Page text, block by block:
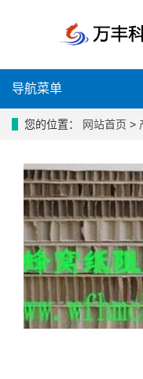
导航菜单
您的位置： 网站首页 >